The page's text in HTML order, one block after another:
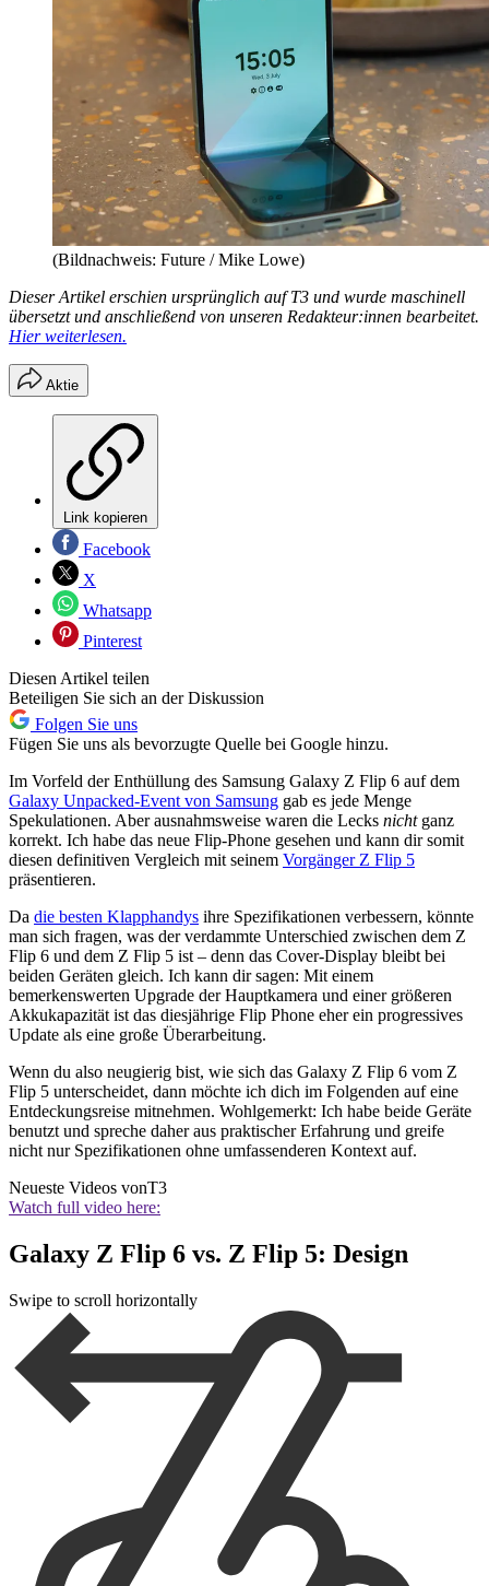
(Bildnachweis: Future / Mike Lowe)
Dieser Artikel erschien ursprünglich auf T3 und wurde maschinell
übersetzt und anschließend von unseren Redakteur:innen bearbeitet.
Hier weiterlesen.
Aktie
Link kopieren
Facebook
X
Whatsapp
Pinterest
Diesen Artikel teilen
Beteiligen Sie sich an der Diskussion
Folgen Sie uns
Fügen Sie uns als bevorzugte Quelle bei Google hinzu.
Im Vorfeld der Enthüllung des Samsung Galaxy Z Flip 6 auf dem
Galaxy Unpacked-Event von Samsung gab es jede Menge
Spekulationen. Aber ausnahmsweise waren die Lecks nichtganz
korrekt. Ich habe das neue Flip-Phone gesehen und kann dir somit
diesen definitiven Vergleich mit seinem Vorgänger Z Flip 5
präsentieren.
Da die besten Klapphandys ihre Spezifikationen verbessern, könnte
man sich fragen, was der verdammte Unterschied zwischen dem Z
Flip 6 und dem Z Flip 5 ist – denn das Cover-Display bleibt bei
beiden Geräten gleich. Ich kann dir sagen: Mit einem
bemerkenswerten Upgrade der Hauptkamera und einer größeren
Akkukapazität ist das diesjährige Flip Phone eher ein progressives
Update als eine große Überarbeitung.
Wenn du also neugierig bist, wie sich das Galaxy Z Flip 6 vom Z
Flip 5 unterscheidet, dann möchte ich dich im Folgenden auf eine
Entdeckungsreise mitnehmen. Wohlgemerkt: Ich habe beide Geräte
benutzt und spreche daher aus praktischer Erfahrung und greife
nicht nur Spezifikationen ohne umfassenderen Kontext auf.
Neueste Videos vonT3
Watch full video here:
Galaxy Z Flip 6 vs. Z Flip 5: Design
Swipe to scroll horizontally